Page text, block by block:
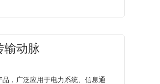
输动脉
，广泛应用于电力系统、信息通